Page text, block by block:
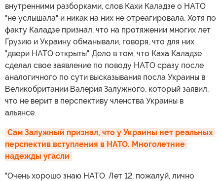
внутренними разборками, слов Кахи Каладзе о НАТО
"не услышала" и никак на них не отреагировала. Хотя по
факту Каладзе признал, что на протяжении многих лет
Грузию и Украину обманывали, говоря, что для них
"двери НАТО открыты". Дело в том, что Каха Каладзе
сделал свое заявление по поводу НАТО сразу после
аналогичного по сути высказывания посла Украины в
Великобритании Валерия Залужного, который заявил,
что не верит в перспективу членства Украины в
альянсе.
Сам Залужный признал, что у Украины нет реальных
перспектив вступления в НАТО. Многолетние
надежды угасли
"Очень хорошо знаю НАТО. Лет 12, пожалуй, лично